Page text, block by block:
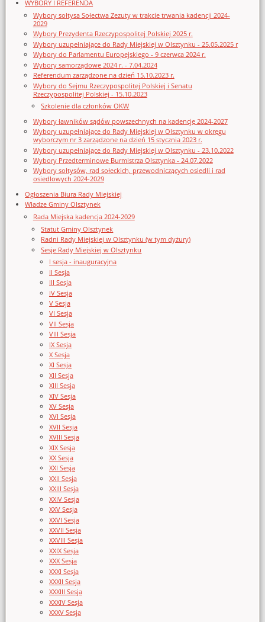
WYBORY I REFERENDA
Wybory sołtysa Sołectwa Zezuty w trakcie trwania kadencji 2024-
2029
Wybory Prezydenta Rzeczypospolitej Polskiej 2025 r.
Wybory uzupełniające do Rady Miejskiej w Olsztynku - 25.05.2025 r
Wybory do Parlamentu Europejskiego - 9 czerwca 2024 r.
Wybory samorządowe 2024 r. - 7.04.2024
Referendum zarządzone na dzień 15.10.2023 r.
Wybory do Sejmu Rzeczypospolitej Polskiej i Senatu
Rzeczypospolitej Polskiej - 15.10.2023
Szkolenie dla członków OKW
Wybory ławników sądów powszechnych na kadencję 2024-2027
Wybory uzupełniające do Rady Miejskiej w Olsztynku w okręgu
wyborczym nr 3 zarządzone na dzień 15 stycznia 2023 r.
Wybory uzupełniające do Rady Miejskiej w Olsztynku - 23.10.2022
Wybory Przedterminowe Burmistrza Olsztynka - 24.07.2022
Wybory sołtysów, rad sołeckich, przewodniczących osiedli i rad
osiedlowych 2024-2029
Ogłoszenia Biura Rady Miejskiej
Władze Gminy Olsztynek
Rada Miejska kadencja 2024-2029
Statut Gminy Olsztynek
Radni Rady Miejskiej w Olsztynku (w tym dyżury)
Sesje Rady Miejskiej w Olsztynku
I sesja - inauguracyjna
II Sesja
III Sesja
IV Sesja
V Sesja
VI Sesja
VII Sesja
VIII Sesja
IX Sesja
X Sesja
XI Sesja
XII Sesja
XIII Sesja
XIV Sesja
XV Sesja
XVI Sesja
XVII Sesja
XVIII Sesja
XIX Sesja
XX Sesja
XXI Sesja
XXII Sesja
XXIII Sesja
XXIV Sesja
XXV Sesja
XXVI Sesja
XXVII Sesja
XXVIII Sesja
XXIX Sesja
XXX Sesja
XXXI Sesja
XXXII Sesja
XXXIII Sesja
XXXIV Sesja
XXXV Sesja